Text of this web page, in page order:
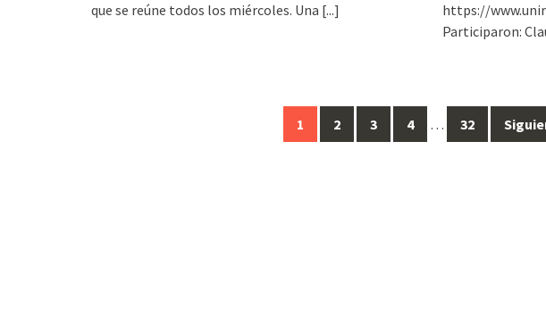
que se reúne todos los miércoles. Una [...]
https://
Participaron:
1 2 3 4 … 32